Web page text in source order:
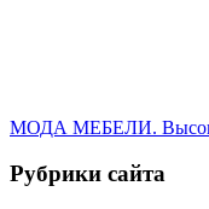
МОДА МЕБЕЛИ.
Рубрики сайта